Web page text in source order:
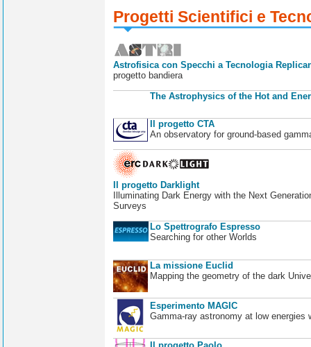
Progetti Scientifici e
Astrofisica con Specchi a Tecnologia
progetto bandiera
The Astrophysics of the Hot and
Il progetto CTA
An observatory for ground-based
Il progetto Darklight
Illuminating Dark Energy with the Next
Surveys
Lo Spettrografo Espresso
Searching for other Worlds
La missione Euclid
Mapping the geometry of the dark
Esperimento MAGIC
Gamma-ray astronomy at low energies